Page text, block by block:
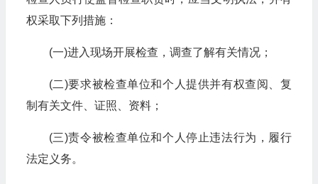
权采取下列措施：
(一)进入现场开展检查，调查了解有关情况；
(二)要求被检查单位和个人提供并有权查阅、复
制有关文件、证照、资料；
(三)责令被检查单位和个人停止违法行为，履行
法定义务。